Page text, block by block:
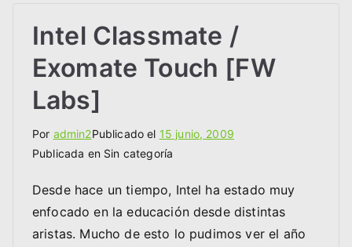
Intel Classmate /
Exomate Touch [FW
Labs]
Por admin2Publicado el 15 junio, 2009
Publicada en Sin categoría
Desde hace un tiempo, Intel ha estado muy
enfocado en la educación desde distintas
aristas. Mucho de esto lo pudimos ver el año